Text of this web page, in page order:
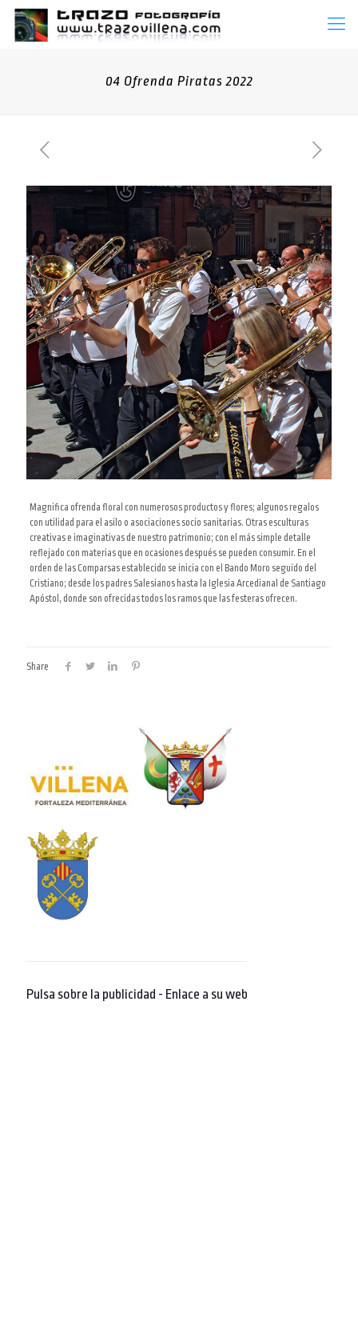
04 Ofrenda Piratas 2022
Magnifica ofrenda floral con numerosos productos y flores; algunos regalos
con utilidad para el asilo o asociaciones socio sanitarias. Otras esculturas
creativas e imaginativas de nuestro patrimonio; con el más simple detalle
reflejado con materias que en ocasiones después se pueden consumir. En el
orden de las Comparsas establecido se inicia con el Bando Moro seguido del
Cristiano; desde los padres Salesianos hasta la Iglesia Arcedianal de Santiago
Apóstol, donde son ofrecidas todos los ramos que las festeras ofrecen.
Share
Pulsa sobre la publicidad - Enlace a su web